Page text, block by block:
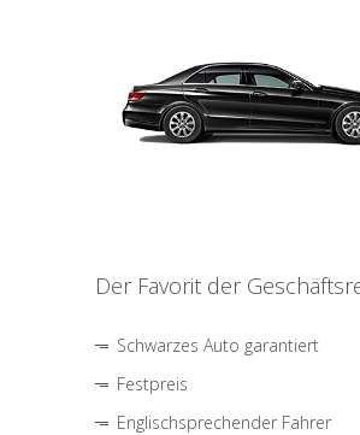
Der Favorit der
Schwarzes Auto garantiert
Festpreis
Englischsprechender Fahrer